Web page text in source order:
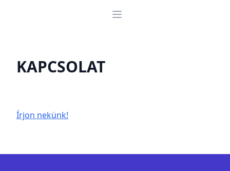
Menü
KAPCSOLAT
Írjon nekünk!